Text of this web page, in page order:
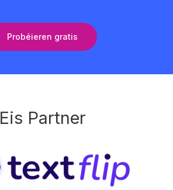
Probéieren gratis
Eis Partner